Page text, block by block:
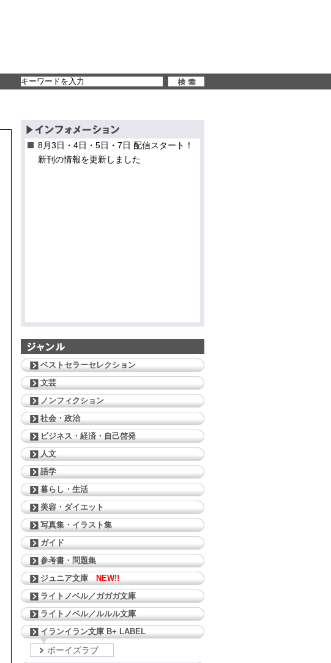
8月3日・4日・5日・7日 配信スタート！
新刊の情報を更新しました
ベストセラーセレクション
文芸
ノンフィクション
社会・政治
ビジネス・経済・自己啓発
人文
語学
暮らし・生活
美容・ダイエット
写真集・イラスト集
ガイド
参考書・問題集
ジュニア文庫
NEW!!
ライトノベル／ガガガ文庫
ライトノベル／ルルル文庫
イランイラン文庫 B+ LABEL
ボーイズラブ